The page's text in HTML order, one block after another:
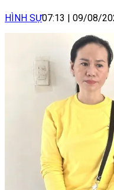
HÌNH SỰ07:13 09/08/